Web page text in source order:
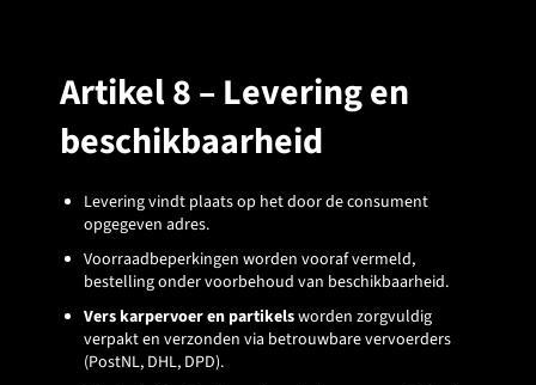
Artikel 8 – Levering en
beschikbaarheid
Levering vindt plaats op het door de consument
opgegeven adres.
Voorraadbeperkingen worden vooraf vermeld,
bestelling onder voorbehoud van beschikbaarheid.
Vers karpervoer en partikelsworden zorgvuldig
verpakt en verzonden via betrouwbare vervoerders
(PostNL, DHL, DPD).